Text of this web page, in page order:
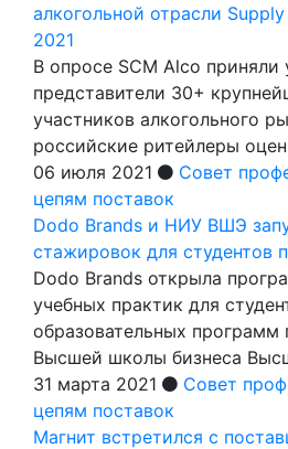
алкогольной отрасли
2021
В опросе SCM Alco приняли
представители 30+
участников алкогольного
российские ритейлеры
06 июля 2021
Совет
цепям поставок
Dodo Brands и НИУ ВШЭ
стажировок для студентов
Dodo Brands открыла
учебных практик для
образовательных программ
Высшей школы бизнеса
31 марта 2021
Совет
цепям поставок
Магнит встретился с